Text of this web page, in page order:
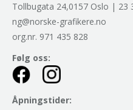
Tollbugata 24,0157 Oslo | 23
ng@norske-grafikere.no
org.nr. 971 435 828
Følg oss:
Åpningstider: